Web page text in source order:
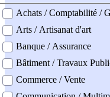
professionel
Achats / Comptabilité /
Arts / Artisanat d'art
Banque / Assurance
Bâtiment / Travaux
Commerce / Vente